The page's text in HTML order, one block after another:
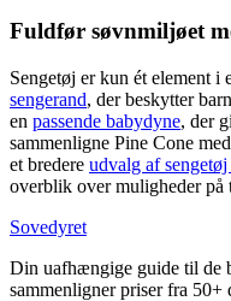
Fuldfør søvnmiljøet
Sengetøj er kun ét element
sengerand, der beskytter
en passende babydyne, der
sammenligne Pine Cone
et bredere udvalg af
overblik over muligheder
Sovedyret
Din uafhængige guide til de
sammenligner priser fra 50+